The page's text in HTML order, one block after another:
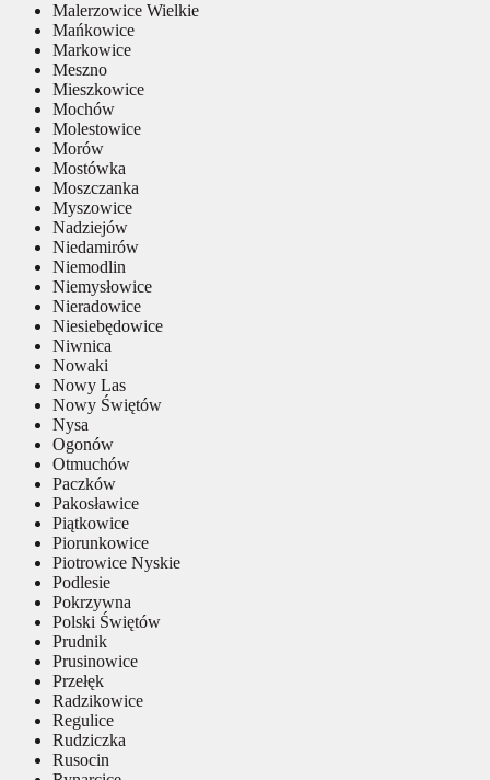
Malerzowice Wielkie
Mańkowice
Markowice
Meszno
Mieszkowice
Mochów
Molestowice
Morów
Mostówka
Moszczanka
Myszowice
Nadziejów
Niedamirów
Niemodlin
Niemysłowice
Nieradowice
Niesiebędowice
Niwnica
Nowaki
Nowy Las
Nowy Świętów
Nysa
Ogonów
Otmuchów
Paczków
Pakosławice
Piątkowice
Piorunkowice
Piotrowice Nyskie
Podlesie
Pokrzywna
Polski Świętów
Prudnik
Prusinowice
Przełęk
Radzikowice
Regulice
Rudziczka
Rusocin